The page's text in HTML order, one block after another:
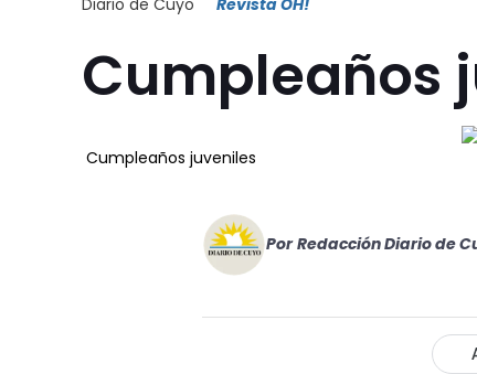
Cumpleaños
Cumpleaños juveniles
Por Redacción Diario de